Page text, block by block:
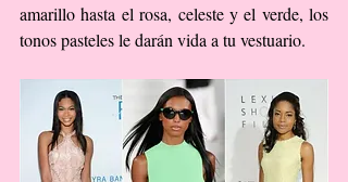
amarillo hasta el rosa, celeste y el verde, los
tonos pasteles le darán vida a tu vestuario.